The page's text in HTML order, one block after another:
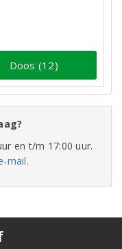
Doos (12)
en t/m 17:00 uur.
mail.